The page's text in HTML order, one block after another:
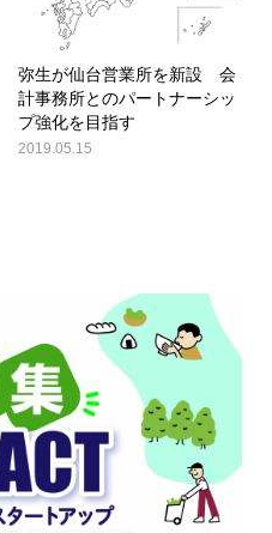
弥生が仙台営業所を新設 会
計事務所とのパートナーシッ
プ強化を目指す
2019.05.15